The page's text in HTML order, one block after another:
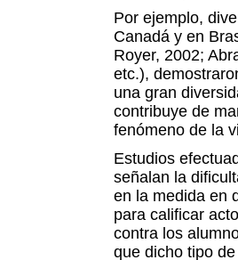
Por ejemplo,
Canadá y en
Royer, 2002;
etc.),
una gran
contribuye de
fenómeno de la
Estudios
señalan la
en la medida en
para calificar
contra los
que dicho tipo